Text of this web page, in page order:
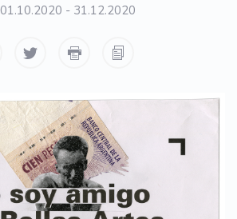
01.10.2020 - 31.12.2020